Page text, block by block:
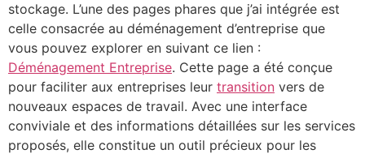
stockage. L’une des pages phares que j’ai intégrée est
celle consacrée au déménagement d’entreprise que
vous pouvez explorer en suivant ce lien :
Déménagement Entreprise. Cette page a été conçue
pour faciliter aux entreprises leur transition vers de
nouveaux espaces de travail. Avec une interface
conviviale et des informations détaillées sur les services
proposés, elle constitue un outil précieux pour les